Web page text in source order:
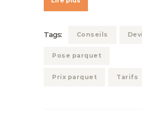
Tags: Conseils
Pose parquet
Prix parquet Tarifs